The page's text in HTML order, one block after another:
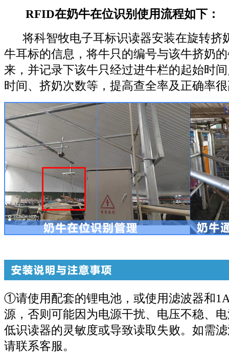
RFID在奶牛在位识别使用流程如下：
将科智牧电子耳标识读器安装在旋转挤
牛耳标的信息，将牛只的编号与该牛挤奶
来，并记录下该牛只经过进牛栏的起始时
时间、挤奶次数等，提高查全率及正确率
①请使用配套的锂电池，或使用滤波器和
源，否则可能因为电源干扰、电压不稳、
低识读器的灵敏度或导致读取失败。如需
请联系客服。